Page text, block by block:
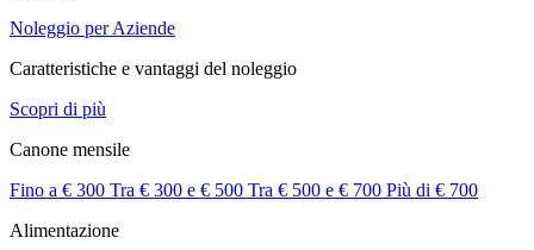
Noleggio per Aziende
Caratteristiche e vantaggi del noleggio
Scopri di più
Canone mensile
Fino a € 300 Tra € 300 e € 500 Tra € 500 e € 700 Più di € 700
Alimentazione